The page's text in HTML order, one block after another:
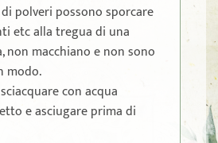
polveri possono sporcare
etc alla tregua di una
non macchiano e non sono
modo.
con acqua
e asciugare prima di